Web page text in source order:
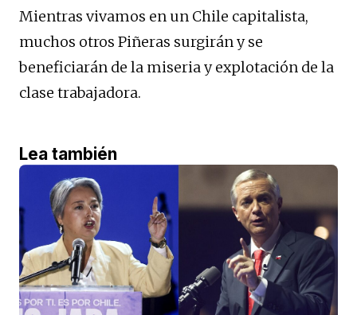
Mientras vivamos en un Chile capitalista,
muchos otros Piñeras surgirán y se
beneficiarán de la miseria y explotación de la
clase trabajadora.
Lea también